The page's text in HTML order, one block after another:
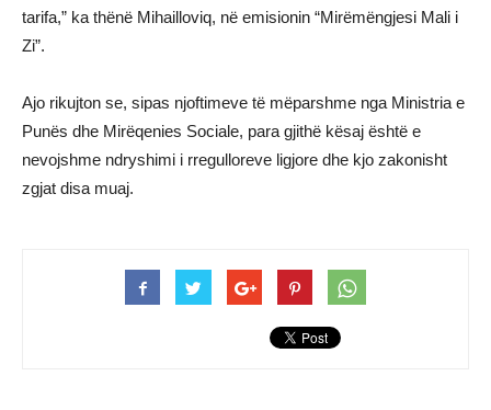
tarifa,” ka thënë Mihailloviq, në emisionin “Mirëmëngjesi Mali i
Zi”.
Ajo rikujton se, sipas njoftimeve të mëparshme nga Ministria e
Punës dhe Mirëqenies Sociale, para gjithë kësaj është e
nevojshme ndryshimi i rregulloreve ligjore dhe kjo zakonisht
zgjat disa muaj.